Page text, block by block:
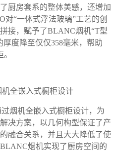
厨房套系的整体美感，还增加
“一体式浮法玻璃”工艺的创
接，赋予了BLANC烟机“T型
度降至仅仅358毫米，帮助
全嵌入式橱柜设计
烟机全嵌入式橱柜设计，为
决方案，以几何构型保证了产
融合关系，并且大大降低了使
烟机实现了厨房空间的